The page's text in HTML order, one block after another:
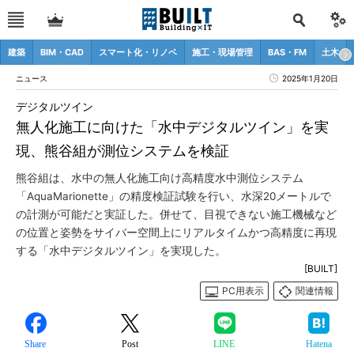
建築 BIM・CAD スマート化・リノベ 施工・現場管理 BAS・FM 土木
ニュース 2025年1月20日
無人化施工に向けた「水中デジタルツイン」を実
現、熊谷組が測位システムを検証
デジタルツイン
熊谷組は、水中の無人化施工向け高精度水中測位システム
「AquaMarionette」の精度検証試験を行い、水深20メートルで
の計測が可能だと実証した。併せて、目視できない施工機械など
の位置と姿勢をサイバー空間上にリアルタイムかつ高精度に再現
する「水中デジタルツイン」を実現した。
[BUILT]
PC用表示
関連情報
Share Post LINE Hatena